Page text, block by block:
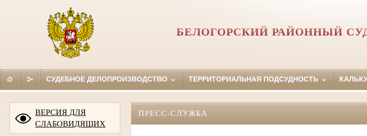
БЕЛОГОРСКИЙ РАЙОННЫЙ
СУДЕБНОЕ ДЕЛОПРОИЗВОДСТВО ТЕРРИТОРИАЛЬНАЯ ПОДСУДНОСТЬ
ВЕРСИЯ ДЛЯ
СЛАБОВИДЯЩИХ
ПРЕСС-СЛУЖБА